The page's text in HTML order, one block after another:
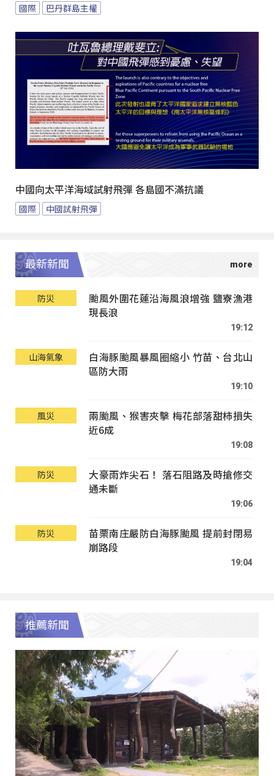
國際 巴丹群島主權
中國向太平洋海域試射飛彈 各島國不滿抗議
國際 中國試射飛彈
最新新聞
防災
颱風外圍花蓮沿海風浪增強 鹽寮漁港
現長浪
19:12
山海氣象
白海豚颱風暴風圈縮小 竹苗、台北山
區防大雨
19:10
風災
兩颱風、猴害夾擊 梅花部落甜柿損失
近6成
19:08
防災
大豪雨炸尖石！ 落石阻路及時搶修交
通未斷
19:06
防災
苗栗南庄嚴防白海豚颱風 提前封閉易
崩路段
19:04
推薦新聞